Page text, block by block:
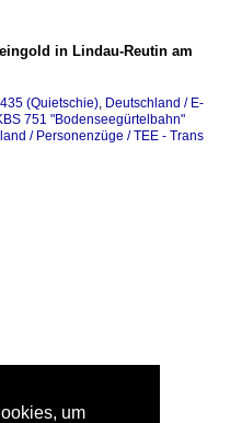
in Lindau-Reutin am
(Quietschie), Deutschland / E-
751 "Bodenseegürtelbahn"
/ Personenzüge / TEE - Trans
um